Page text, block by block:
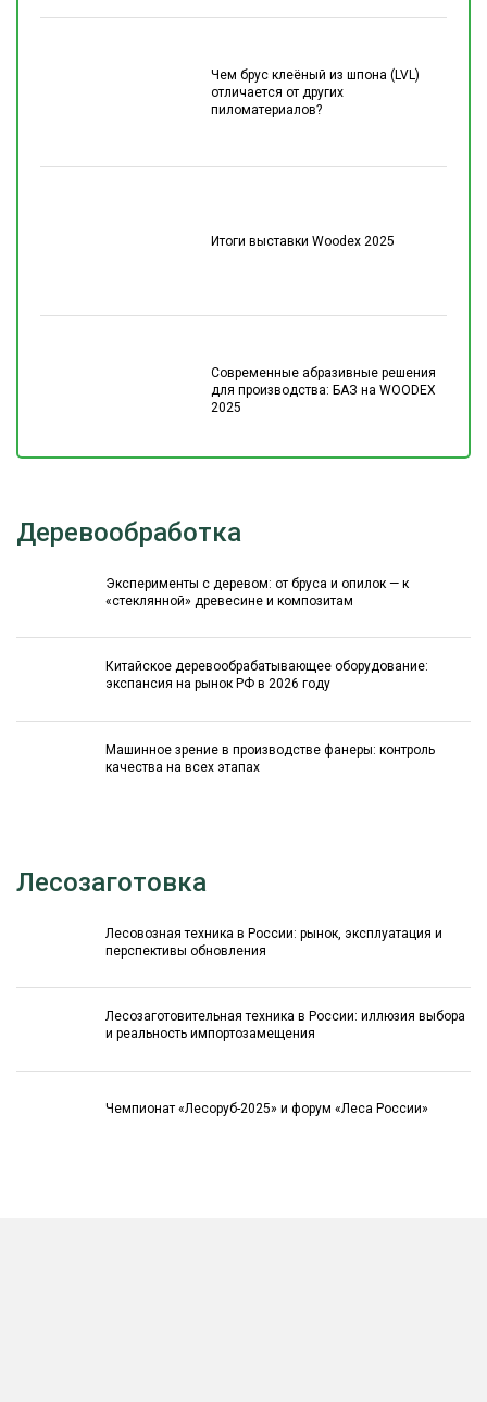
Чем брус клеёный из шпона (LVL)
отличается от других
пиломатериалов?
Итоги выставки Woodex 2025
Современные абразивные решения
для производства: БАЗ на WOODEX
2025
Деревообработка
Эксперименты с деревом: от бруса и опилок — к
«стеклянной» древесине и композитам
Китайское деревообрабатывающее оборудование:
экспансия на рынок РФ в 2026 году
Машинное зрение в производстве фанеры: контроль
качества на всех этапах
Лесозаготовка
Лесовозная техника в России: рынок, эксплуатация и
перспективы обновления
Лесозаготовительная техника в России: иллюзия выбора
и реальность импортозамещения
Чемпионат «Лесоруб-2025» и форум «Леса России»